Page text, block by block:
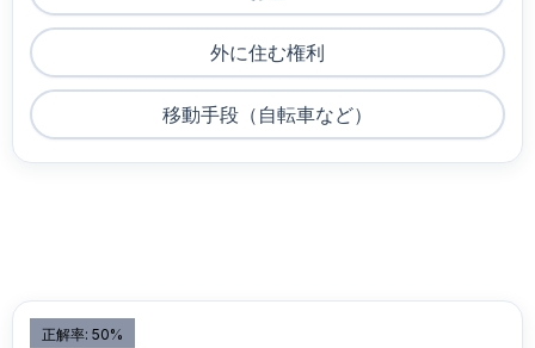
外に住む権利
移動手段（自転車など）
正解率: 50%